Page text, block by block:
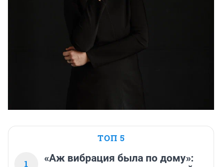
ТОП 5
1
«Аж вибрация была по дому»: